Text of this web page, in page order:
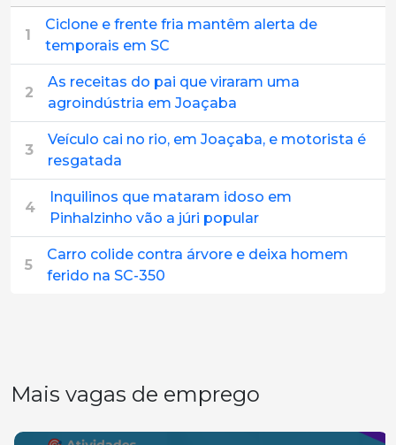
1
Ciclone e frente fria mantêm alerta de
temporais em SC
2
As receitas do pai que viraram uma
agroindústria em Joaçaba
3
Veículo cai no rio, em Joaçaba, e motorista é
resgatada
4
Inquilinos que mataram idoso em
Pinhalzinho vão a júri popular
5
Carro colide contra árvore e deixa homem
ferido na SC-350
Mais vagas de emprego